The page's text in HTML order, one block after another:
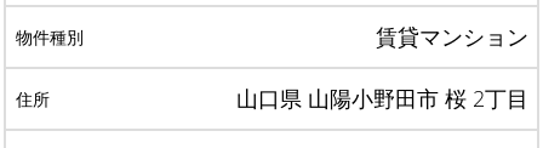
賃貸マンション
山口県 山陽小野田市 桜 2丁目